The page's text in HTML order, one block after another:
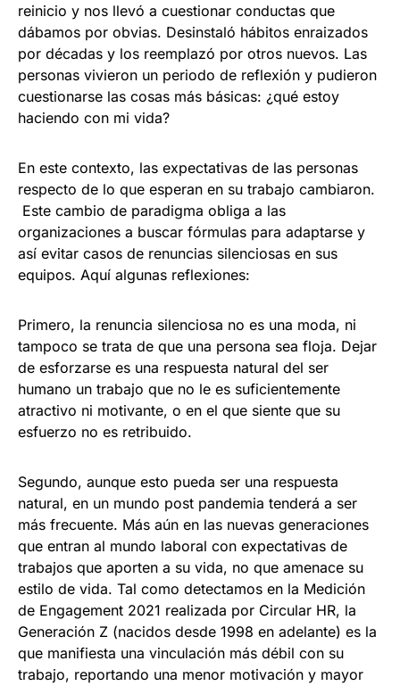
reinicio y nos llevó a cuestionar conductas que
dábamos por obvias. Desinstaló hábitos enraizados
por décadas y los reemplazó por otros nuevos. Las
personas vivieron un periodo de reflexión y pudieron
cuestionarse las cosas más básicas: ¿qué estoy
haciendo con mi vida?
En este contexto, las expectativas de las personas
respecto de lo que esperan en su trabajo cambiaron.
Este cambio de paradigma obliga a las
organizaciones a buscar fórmulas para adaptarse y
así evitar casos de renuncias silenciosas en sus
equipos. Aquí algunas reflexiones:
Primero, la renuncia silenciosa no es una moda, ni
tampoco se trata de que una persona sea floja. Dejar
de esforzarse es una respuesta natural del ser
humano un trabajo que no le es suficientemente
atractivo ni motivante, o en el que siente que su
esfuerzo no es retribuido.
Segundo, aunque esto pueda ser una respuesta
natural, en un mundo post pandemia tenderá a ser
más frecuente. Más aún en las nuevas generaciones
que entran al mundo laboral con expectativas de
trabajos que aporten a su vida, no que amenace su
estilo de vida. Tal como detectamos en la Medición
de Engagement 2021 realizada por Circular HR, la
Generación Z (nacidos desde 1998 en adelante) es la
que manifiesta una vinculación más débil con su
trabajo, reportando una menor motivación y mayor